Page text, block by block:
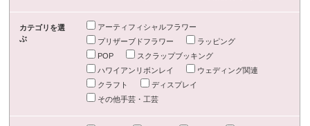
カテゴリを選
ぶ
アーティフィシャルフラワー
プリザーブドフラワー
ラッピング
POP
スクラップブッキング
ハワイアンリボンレイ
ウェディング関連
クラフト
ディスプレイ
その他手芸・工芸